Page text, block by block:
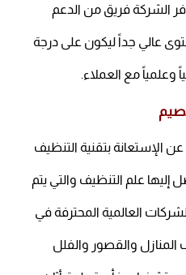
الشركة فريق من الدعم
عالي جداً ليكون على درجة
وعلمياً مع العملاء.
عن الإستعانة بتقنية التنظيف
إليها علم التنظيف والتي يتم
العالمية المحترفة في
المنازل والقصور والفلل